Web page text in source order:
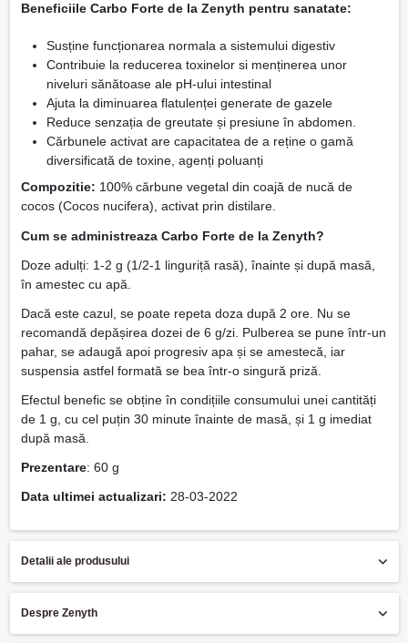
Beneficiile Carbo Forte de la Zenyth pentru sanatate:
Susține funcționarea normala a sistemului digestiv
Contribuie la reducerea toxinelor si menținerea unor
niveluri sănătoase ale pH-ului intestinal
Ajuta la diminuarea flatulenței generate de gazele
Reduce senzația de greutate și presiune în abdomen.
Cărbunele activat are capacitatea de a reține o gamă
diversificată de toxine, agenți poluanți
Compozitie: 100% cărbune vegetal din coajă de nucă de
cocos (Cocos nucifera), activat prin distilare.
Cum se administreaza Carbo Forte de la Zenyth?
Doze adulți: 1-2 g (1/2-1 linguriță rasă), înainte și după masă,
în amestec cu apă.
Dacă este cazul, se poate repeta doza după 2 ore. Nu se
recomandă depășirea dozei de 6 g/zi. Pulberea se pune într-un
pahar, se adaugă apoi progresiv apa și se amestecă, iar
suspensia astfel formată se bea într-o singură priză.
Efectul benefic se obține în condițiile consumului unei cantități
de 1 g, cu cel puțin 30 minute înainte de masă, și 1 g imediat
după masă.
Prezentare: 60 g
Data ultimei actualizari: 28-03-2022
Detalii ale produsului
Despre Zenyth